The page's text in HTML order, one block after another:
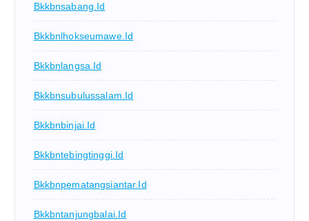
Bkkbnsabang.id
Bkkbnlhokseumawe.id
Bkkbnlangsa.id
Bkkbnsubulussalam.id
Bkkbnbinjai.id
Bkkbntebingtinggi.id
Bkkbnpematangsiantar.id
Bkkbntanjungbalai.id